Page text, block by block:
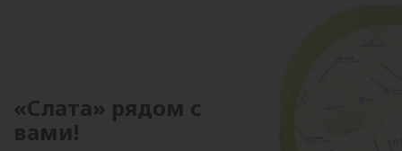
«Слата» рядом с
вами!